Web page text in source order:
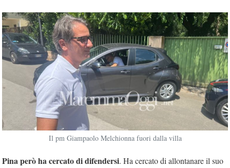
Il pm Giampaolo Melchionna fuori dalla villa
Pina però ha cercato di difendersi. Ha cercato di allontanare il suo